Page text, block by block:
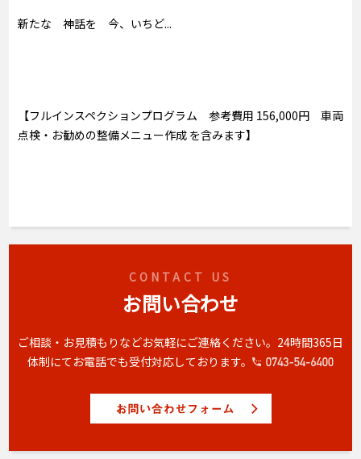
新たな 神話を 今、いちど...
【フルインスペクションプログラム 参考費用 156,000円 車両
点検・お勧めの整備メニュー作成 を含みます】
CONTACT US
お問い合わせ
ご相談・お見積もりなどお気軽にご連絡ください。 24時間365日
体制にてお電話でも受付対応しております。